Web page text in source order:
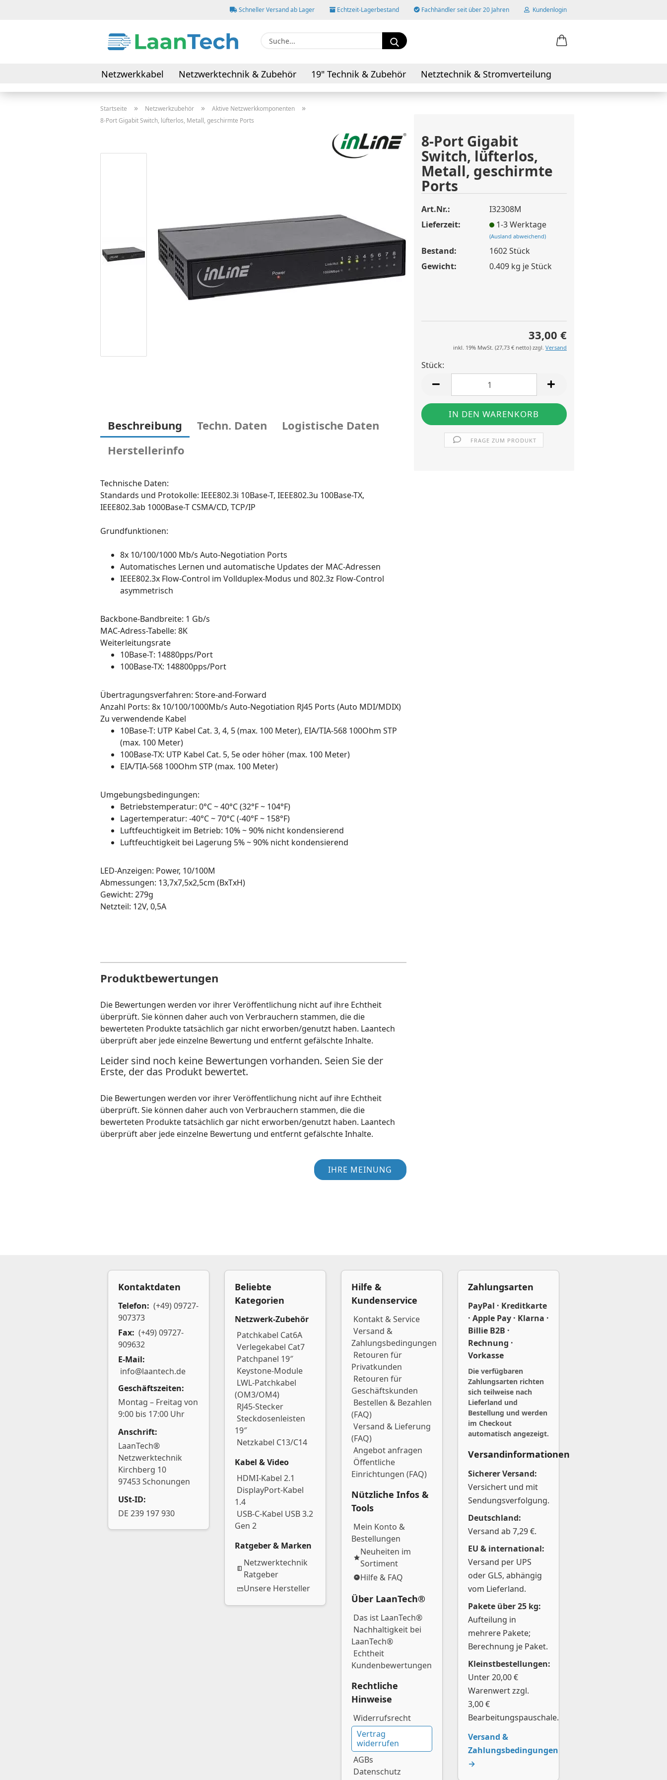
Schneller Versand ab Lager Echtzeit-Lagerbestand Fachhändler seit über 20 Jahren Kundenlogin
Passwort
Konto erstellen
Passwort vergessen?
Suche...
Netzwerkkabel Netzwerktechnik & Zubehör 19" Technik & Zubehör
Netztechnik & Stromverteilung
Daten- & Verbindungskabel
AV-Kabel & Adapter
Startseite » Netzwerkzubehör » Aktive Netzwerkkomponenten »
8-Port Gigabit Switch, lüfterlos, Metall, geschirmte Ports
8-Port Gigabit
Switch, lüfterlos,
Metall, geschirmte
Ports
Art.Nr.:
I32308M
Lieferzeit:
1-3 Werktage
(Ausland abweichend)
Bestand: 1602Stück
Gewicht:
0.409kg je Stück
33,00 €
inkl. 19% MwSt. (27,73 € netto) zzgl. Versand
Stück:
Stück
FRAGE ZUM PRODUKT
Beschreibung Techn. Daten
Logistische Daten
Herstellerinfo
Technische Daten:
Standards und Protokolle: IEEE802.3i 10Base-T, IEEE802.3u 100Base-TX,
IEEE802.3ab 1000Base-T CSMA/CD, TCP/IP
Grundfunktionen:
8x 10/100/1000 Mb/s Auto-Negotiation Ports
Automatisches Lernen und automatische Updates der MAC-Adressen
IEEE802.3x Flow-Control im Vollduplex-Modus und 802.3z Flow-Control
asymmetrisch
Backbone-Bandbreite: 1 Gb/s
MAC-Adress-Tabelle: 8K
Weiterleitungsrate
10Base-T: 14880pps/Port
100Base-TX: 148800pps/Port
Übertragungsverfahren: Store-and-Forward
Anzahl Ports: 8x 10/100/1000Mb/s Auto-Negotiation RJ45 Ports (Auto MDI/MDIX)
Zu verwendende Kabel
10Base-T: UTP Kabel Cat. 3, 4, 5 (max. 100 Meter), EIA/TIA-568 100Ohm STP
(max. 100 Meter)
100Base-TX: UTP Kabel Cat. 5, 5e oder höher (max. 100 Meter)
EIA/TIA-568 100Ohm STP (max. 100 Meter)
Umgebungsbedingungen:
Betriebstemperatur: 0°C ~ 40°C (32°F ~ 104°F)
Lagertemperatur: -40°C ~ 70°C (-40°F ~ 158°F)
Luftfeuchtigkeit im Betrieb: 10% ~ 90% nicht kondensierend
Luftfeuchtigkeit bei Lagerung 5% ~ 90% nicht kondensierend
LED-Anzeigen: Power, 10/100M
Abmessungen: 13,7x7,5x2,5cm (BxTxH)
Gewicht: 279g
Netzteil: 12V, 0,5A
Produktbewertungen
Die Bewertungen werden vor ihrer Veröffentlichung nicht auf ihre Echtheit
überprüft. Sie können daher auch von Verbrauchern stammen, die die
bewerteten Produkte tatsächlich gar nicht erworben/genutzt haben. Laantech
überprüft aber jede einzelne Bewertung und entfernt gefälschte Inhalte.
Leider sind noch keine Bewertungen vorhanden. Seien Sie der
Erste, der das Produkt bewertet.
Die Bewertungen werden vor ihrer Veröffentlichung nicht auf ihre Echtheit
überprüft. Sie können daher auch von Verbrauchern stammen, die die
bewerteten Produkte tatsächlich gar nicht erworben/genutzt haben. Laantech
überprüft aber jede einzelne Bewertung und entfernt gefälschte Inhalte.
IHRE MEINUNG
Kontaktdaten
Telefon: (+49) 09727-
907373
Fax: (+49) 09727-
909632
E-Mail:
info@laantech.de
Geschäftszeiten:
Montag – Freitag von
9:00 bis 17:00 Uhr
Anschrift:
LaanTech®
Netzwerktechnik
Kirchberg 10
97453 Schonungen
USt-ID:
DE 239 197 930
Beliebte
Kategorien
Netzwerk-Zubehör
Patchkabel Cat6A
Verlegekabel Cat7
Patchpanel 19″
Keystone-Module
LWL-Patchkabel
(OM3/OM4)
RJ45-Stecker
Steckdosenleisten
19″
Netzkabel C13/C14
Kabel & Video
HDMI-Kabel 2.1
DisplayPort-Kabel
1.4
USB-C-Kabel USB 3.2
Gen 2
Ratgeber & Marken
Netzwerktechnik
Ratgeber
Unsere Hersteller
Hilfe &
Kundenservice
Kontakt & Service
Versand &
Zahlungsbedingungen
Retouren für
Privatkunden
Retouren für
Geschäftskunden
Bestellen & Bezahlen
(FAQ)
Versand & Lieferung
(FAQ)
Angebot anfragen
Öffentliche
Einrichtungen (FAQ)
Nützliche Infos &
Tools
Mein Konto &
Bestellungen
Neuheiten im
Sortiment
Hilfe & FAQ
Über LaanTech®
Das ist LaanTech®
Nachhaltigkeit bei
LaanTech®
Echtheit
Kundenbewertungen
Rechtliche
Hinweise
Widerrufsrecht
Vertrag
widerrufen
AGBs
Datenschutz
Zahlungsarten
PayPal · Kreditkarte
· Apple Pay · Klarna ·
Billie B2B ·
Rechnung ·
Vorkasse
Die verfügbaren
Zahlungsarten richten
sich teilweise nach
Lieferland und
Bestellung und werden
im Checkout
automatisch angezeigt.
Versandinformationen
Sicherer Versand:
Versichert und mit
Sendungsverfolgung.
Deutschland:
Versand ab 7,29 €.
EU & international:
Versand per UPS
oder GLS, abhängig
vom Lieferland.
Pakete über 25 kg:
Aufteilung in
mehrere Pakete;
Berechnung je Paket.
Kleinstbestellungen:
Unter 20,00 €
Warenwert zzgl.
3,00 €
Bearbeitungspauschale.
Versand &
Zahlungsbedingungen
→